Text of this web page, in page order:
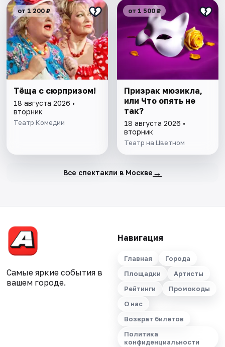
от 1 200 ₽
Тёща с сюрпризом!
18 августа 2026 •
вторник
Театр Комедии
от 1 500 ₽
Призрак мюзикла,
или Что опять не
так?
18 августа 2026 •
вторник
Театр на Цветном
Все спектакли в Москве →
Самые яркие события в
вашем городе.
Навигация
Главная
Города
Площадки
Артисты
Рейтинги
Промокоды
О нас
Возврат билетов
Политика
конфиденциальности